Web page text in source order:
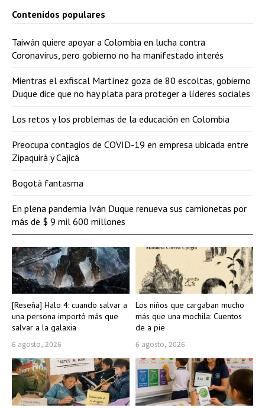
[Reseña] Halo 4: cuando salvar a
una persona importó más que
salvar a la galaxia
6 agosto, 2026
Los niños que cargaban mucho
más que una mochila: Cuentos
de a pie
6 agosto, 2026
Contenidos populares
Taiwán quiere apoyar a Colombia en lucha contra
Coronavirus, pero gobierno no ha manifestado interés
Mientras el exfiscal Martínez goza de 80 escoltas, gobierno
Duque dice que no hay plata para proteger a líderes sociales
Los retos y los problemas de la educación en Colombia
Preocupa contagios de COVID-19 en empresa ubicada entre
Zipaquirá y Cajicá
Bogotá fantasma
En plena pandemia Iván Duque renueva sus camionetas por
más de $ 9 mil 600 millones